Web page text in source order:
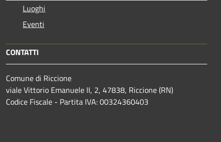
Luoghi
Eventi
CONTATTI
Comune di Riccione
viale Vittorio Emanuele II, 2, 47838, Riccione (RN)
Codice Fiscale - Partita IVA: 00324360403